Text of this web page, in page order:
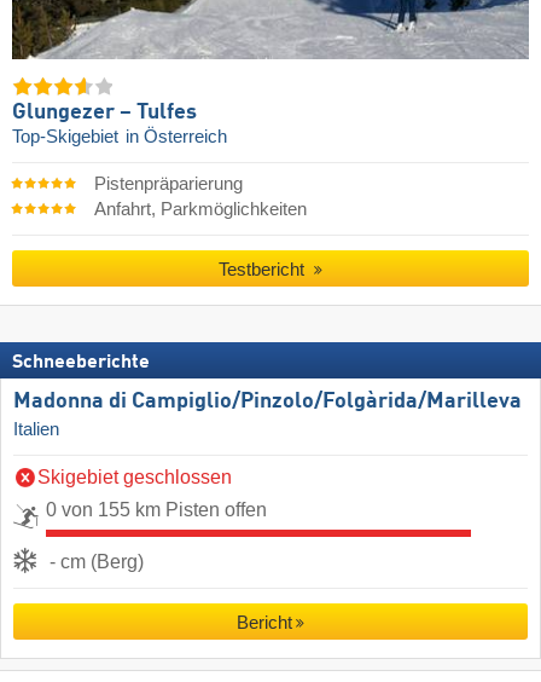
Glungezer – Tulfes
Top-Skigebiet in Österreich
Pistenpräparierung
Anfahrt, Parkmöglichkeiten
Testbericht
Schneeberichte
Madonna di Campiglio/​Pinzolo/​Folgàrida/​Marilleva
Italien
Skigebiet geschlossen
0 von 155 km Pisten offen
- cm (Berg)
Bericht